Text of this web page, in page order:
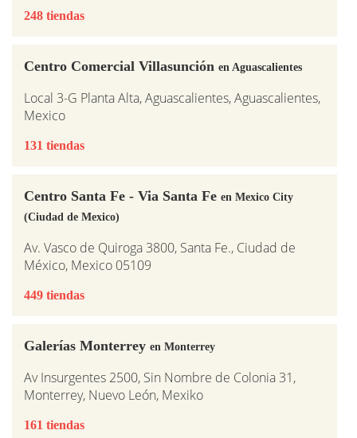
248 tiendas
Centro Comercial Villasunción en Aguascalientes
Local 3-G Planta Alta, Aguascalientes, Aguascalientes,
Mexico
131 tiendas
Centro Santa Fe - Via Santa Fe en Mexico City
(Ciudad de Mexico)
Av. Vasco de Quiroga 3800, Santa Fe., Ciudad de
México, Mexico 05109
449 tiendas
Galerías Monterrey en Monterrey
Av Insurgentes 2500, Sin Nombre de Colonia 31,
Monterrey, Nuevo León, Mexiko
161 tiendas